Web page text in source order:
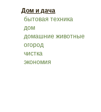
Дом и дача
бытовая техника
дом
домашние животные
огород
чистка
экономия